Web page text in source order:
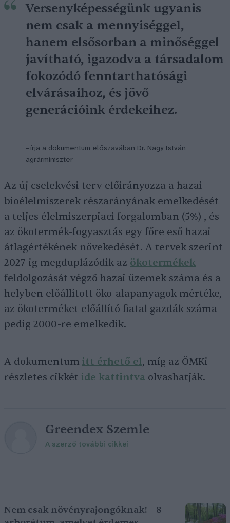
Versenyképességünk ugyanis
nem csak a mennyiséggel,
hanem elsősorban a minőséggel
javítható, igazodva a társadalom
fokozódó fenntarthatósági
elvárásaihoz, és jövő
generációink érdekeihez.
–írja a dokumentum előszavában Dr. Nagy István
agrárminiszter
Az új cselekvési terv előirányozza a hazai
bioélelmiszerek részarányának emelkedését
a teljes élelmiszerpiaci forgalomban (5%) , és
az ökotermék-fogyasztás egy főre eső hazai
átlagértékének növekedését. A tervek szerint
2027-ig megduplázódik az ökotermékek
feldolgozását végző hazai üzemek száma és a
helyben előállított öko-alapanyagok mértéke,
az ökoterméket előállító fiatal gazdák száma
pedig 2000-re emelkedik.
A dokumentum itt érhető el, míg az ÖMKi
részletes cikkét ide kattintva olvashatják.
Greendex Szemle
A szerző további cikkei
Nem csak növényrajongóknak! – 8